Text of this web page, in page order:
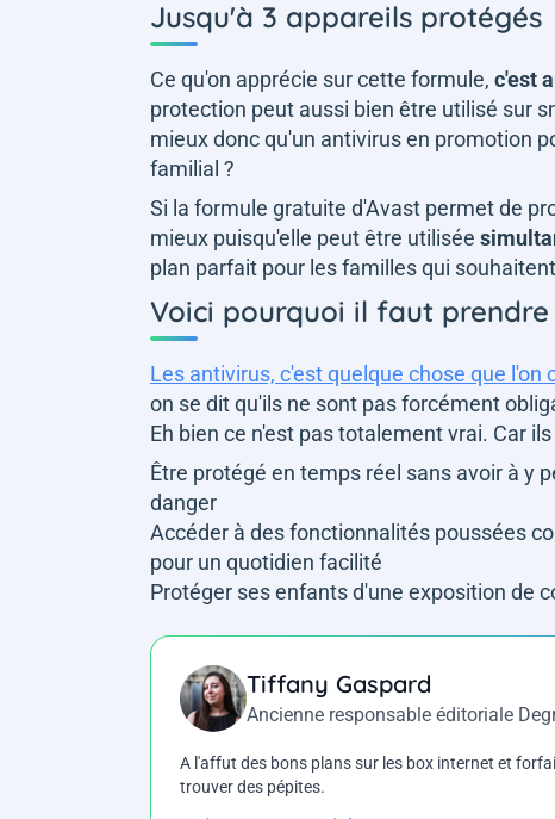
Jusqu'à 3 appareils protégés
Ce qu'on apprécie sur cette formule, c'est
protection peut aussi bien être utilisé sur
mieux donc qu'un antivirus en promotion
familial ?
Si la formule gratuite d'Avast permet de
mieux puisqu'elle peut être utilisée
plan parfait pour les familles qui
Voici pourquoi il faut
Les antivirus, c'est quelque chose que l'on
on se dit qu'ils ne sont pas forcément
Eh bien ce n'est pas totalement vrai. Car
Être protégé en temps réel sans avoir à y
danger
Accéder à des fonctionnalités poussées
pour un quotidien facilité
Protéger ses enfants d'une exposition de
Tiffany Gaspard
Ancienne responsable éditoriale
A l'affut des bons plans sur les box internet et
trouver des pépites.